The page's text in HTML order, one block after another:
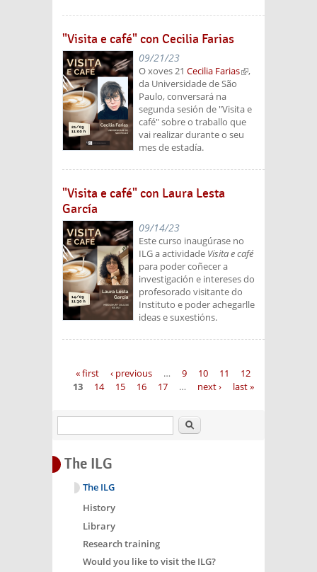
"Visita e café" con Cecilia Farias
09/21/23
O xoves 21 Cecilia Farias(link is
,
da Universidade de São
Paulo, conversará na
segunda sesión de "Visita e
café" sobre o traballo que
vai realizar durante o seu
mes de estadía.
"Visita e café" con Laura Lesta
García
09/14/23
Este curso inaugúrase no
ILG a actividade Visita e café
para poder coñecer a
investigación e intereses do
profesorado visitante do
Instituto e poder achegarlle
ideas e suxestións.
Pages
« first ‹ previous … 9 10 11
12
13
14 15 16 17 … next › last »
Search
The ILG
The ILG
History
Library
Research training
Would you like to visit the ILG?